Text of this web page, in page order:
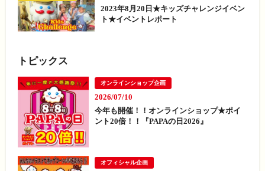
2023年8月20日★キッズチャレンジイベン
ト★イベントレポート
トピックス
オンラインショップ企画
2026/07/10
今年も開催！！オンラインショップ★ポイ
ント20倍！！『PAPAの日2026』
オフィシャル企画